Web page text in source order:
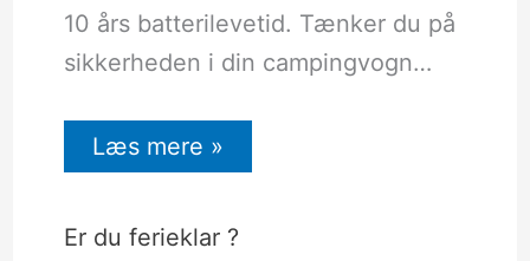
10 års batterilevetid. Tænker du på
sikkerheden i din campingvogn…
Læs mere »
Er du ferieklar ?